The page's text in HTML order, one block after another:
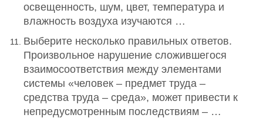
освещенность, шум, цвет, температура и
влажность воздуха изучаются …
Выберите несколько правильных ответов.
Произвольное нарушение сложившегося
взаимосоответствия между элементами
системы «человек – предмет труда –
средства труда – среда», может привести к
непредусмотренным последствиям – …